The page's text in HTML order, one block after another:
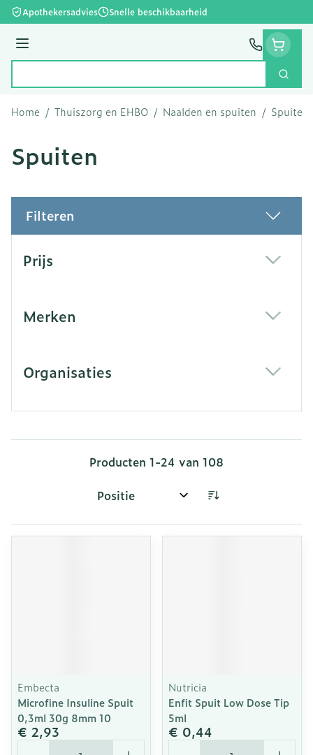
Ga naar de inhoud
Apothekersadvies Snelle beschikbaarheid
Menu
Zoek
Home / Thuiszorg en EHBO / Naalden en spuiten / Spuiten
Spuiten
Filteren
Prijs
Merken
Organisaties
Producten 1-24 van 108
Sorteer op:
Embecta
Microfine Insuline Spuit
0,3ml 30g 8mm 10
€ 2,93
Aantal
Nutricia
Enfit Spuit Low Dose Tip
5ml
€ 0,44
Aantal